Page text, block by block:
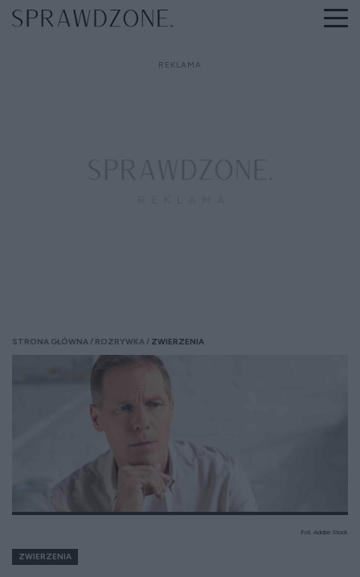
STRONA GŁÓWNA ROZRYWKA ZWIERZENIA
Fot. Adobe Stock
ZWIERZENIA